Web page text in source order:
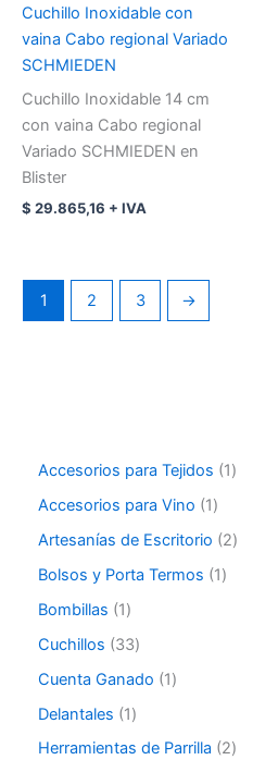
Accesorios para Tejidos
1
Accesorios para Vino
1
Artesanías de Escritorio
2
Bolsos y Porta Termos
1
Bombillas
1
Cuchillos
33
Cuenta Ganado
1
Delantales
1
Herramientas de Parrilla
2
Cuchillo Inoxidable con
vaina Cabo regional Variado
SCHMIEDEN
Cuchillo Inoxidable 14 cm
con vaina Cabo regional
Variado SCHMIEDEN en
Blister
$ 29.865,16 + IVA
1 2 3 →